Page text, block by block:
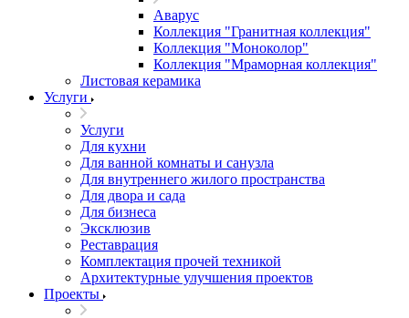
Аварус
Коллекция "Гранитная коллекция"
Коллекция "Моноколор"
Коллекция "Мраморная коллекция"
Листовая керамика
Услуги
Услуги
Для кухни
Для ванной комнаты и санузла
Для внутреннего жилого пространства
Для двора и сада
Для бизнеса
Эксклюзив
Реставрация
Комплектация прочей техникой
Архитектурные улучшения проектов
Проекты